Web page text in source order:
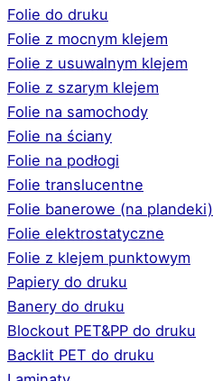
Folie do druku
Folie z mocnym klejem
Folie z usuwalnym klejem
Folie z szarym klejem
Folie na samochody
Folie na ściany
Folie na podłogi
Folie translucentne
Folie banerowe (na plandeki)
Folie elektrostatyczne
Folie z klejem punktowym
Papiery do druku
Banery do druku
Blockout PET&PP do druku
Backlit PET do druku